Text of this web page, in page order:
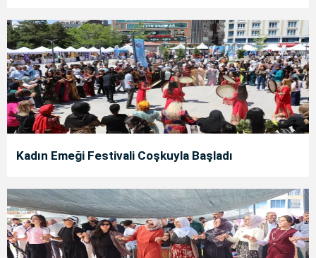
Kadın Emeği Festivali Coşkuyla Başladı